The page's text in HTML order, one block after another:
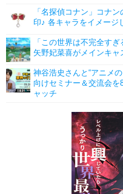
「名探偵コナン」コナ
印♪ 各キャラをイメージ
「この世界は不完全す
矢野妃菜喜がメインキャ
神谷浩史さんと“アニメ
向けセミナー＆交流会
ャッチ